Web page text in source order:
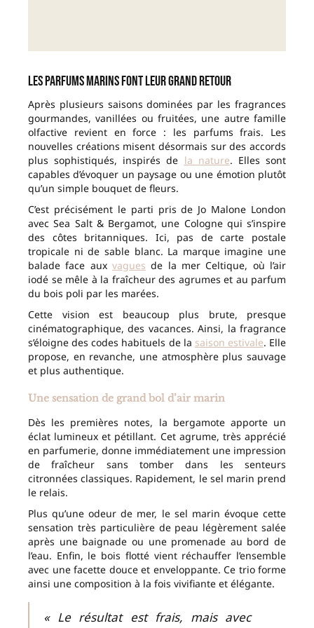
Les parfums marins font leur grand retour
Après plusieurs saisons dominées par les fragrances
gourmandes, vanillées ou fruitées, une autre famille
olfactive revient en force : les parfums frais. Les
nouvelles créations misent désormais sur des accords
plus sophistiqués, inspirés de la nature. Elles sont
capables d’évoquer un paysage ou une émotion plutôt
qu’un simple bouquet de fleurs.
C’est précisément le parti pris de Jo Malone London
avec Sea Salt & Bergamot, une Cologne qui s’inspire
des côtes britanniques. Ici, pas de carte postale
tropicale ni de sable blanc. La marque imagine une
balade face aux vagues de la mer Celtique, où l’air
iodé se mêle à la fraîcheur des agrumes et au parfum
du bois poli par les marées.
Cette vision est beaucoup plus brute, presque
cinématographique, des vacances. Ainsi, la fragrance
s’éloigne des codes habituels de la saison estivale. Elle
propose, en revanche, une atmosphère plus sauvage
et plus authentique.
Une sensation de grand bol d’air marin
Dès les premières notes, la bergamote apporte un
éclat lumineux et pétillant. Cet agrume, très apprécié
en parfumerie, donne immédiatement une impression
de fraîcheur sans tomber dans les senteurs
citronnées classiques. Rapidement, le sel marin prend
le relais.
Plus qu’une odeur de mer, le sel marin évoque cette
sensation très particulière de peau légèrement salée
après une baignade ou une promenade au bord de
l’eau. Enfin, le bois flotté vient réchauffer l’ensemble
avec une facette douce et enveloppante. Ce trio forme
ainsi une composition à la fois vivifiante et élégante.
« Le résultat est frais, mais avec